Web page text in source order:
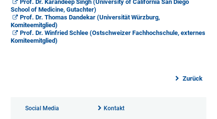
Prof. Dr. Karandeep Singh (University of California San Diego
School of Medicine, Gutachter)
Prof. Dr. Thomas Dandekar (Universität Würzburg,
Komiteemitglied)
Prof. Dr. Winfried Schlee (Ostschweizer Fachhochschule, externes
Komiteemitglied)
Zurück
Social Media Kontakt